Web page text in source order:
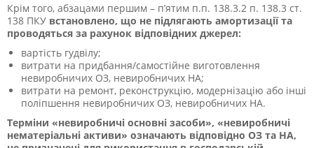
Крім того, абзацами першим – п’ятим п.п. 138.3.2 п. 138.3 ст.
138 ПКУ встановлено, що не підлягають амортизації та
проводяться за рахунок відповідних джерел:
вартість гудвілу;
витрати на придбання/самостійне виготовлення
невиробничих ОЗ, невиробничих НА;
витрати на ремонт, реконструкцію, модернізацію або інші
поліпшення невиробничих ОЗ, невиробничих НА.
Терміни «невиробничі основні засоби», «невиробничі
нематеріальні активи» означають відповідно ОЗ та НА,